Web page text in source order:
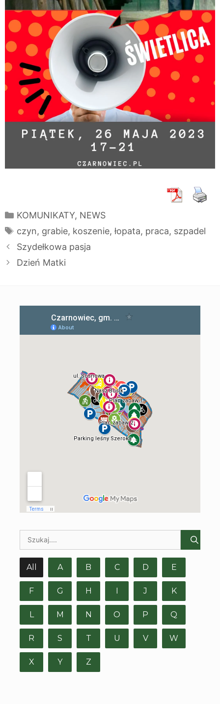
Kategorie
KOMUNIKATY, NEWS
Tagi
czyn, grabie, koszenie, łopata, praca, szpadel
Szydełkowa pasja
Dzień Matki
All A B C D E
F G H J K
L M N O P Q
R S T U V W
X Y Z